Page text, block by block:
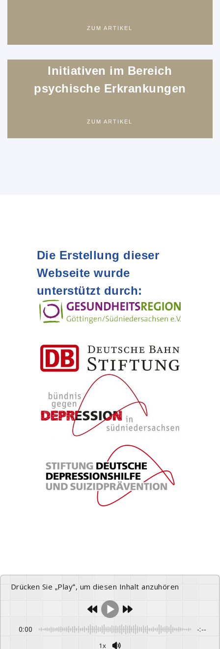
ZUM ARTIKEL
Initiativen im Bereich
psychische Erkrankungen
ZUM ARTIKEL
Die Erstellung dieser
Webseite wurde
unterstützt durch:
Drücken Sie „Play“, um diesen Inhalt anzuhören
0:00 -:--
1x